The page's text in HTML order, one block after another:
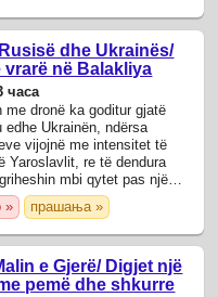
dhe Ukrainës/
në Balakliya
часа
me dronë ka goditur gjatë
Ukrainën, ndërsa
vijojnë me intensitet të
Yaroslavlit, re të dendura
mbi qytet pas një
» прашања »
e Gjerë/ Digjet një
pemë dhe shkurre